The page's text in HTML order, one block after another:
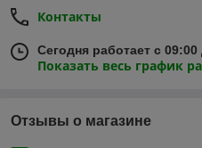
Контакты
Сегодня работает с 09:00
Показать весь график
Отзывы о магазине